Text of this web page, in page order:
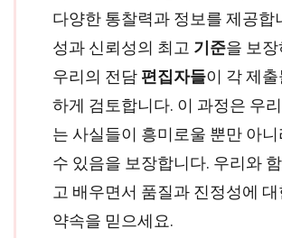
다양한 통찰력과 정보를 제공합
성과 신뢰성의 최고 기준을 보
우리의 전담 편집자들이 각 제
하게 검토합니다. 이 과정은 우
는 사실들이 흥미로울 뿐만 아
수 있음을 보장합니다. 우리와
고 배우면서 품질과 진정성에 대
약속을 믿으세요.